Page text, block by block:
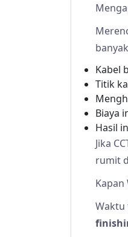
Kabel
Titik
Biaya
Hasil
Jika
rumit
Kapan
Waktu